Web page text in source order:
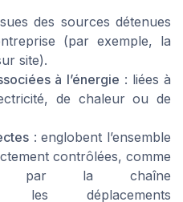
des sources détenues
(par exemple, la
site).
à l’énergie : liées à
de chaleur ou de
: englobent l’ensemble
contrôlées, comme
par la chaîne
les déplacements